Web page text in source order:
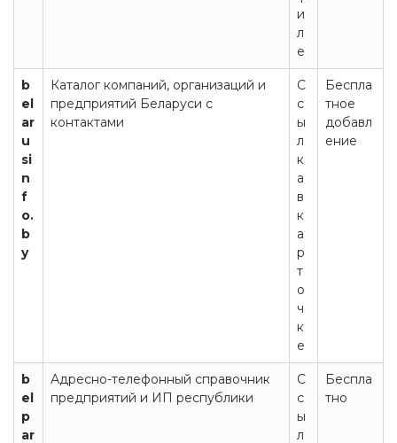
и
л
е
b
el
ar
u
si
n
f
o.
b
y
Каталог компаний, организаций и
предприятий Беларуси с
контактами
С
с
ы
л
к
а
в
к
а
р
т
о
ч
к
е
Беспла
тное
добавл
ение
b
el
p
ar
Адресно-телефонный справочник
предприятий и ИП республики
С
с
ы
л
Беспла
тно